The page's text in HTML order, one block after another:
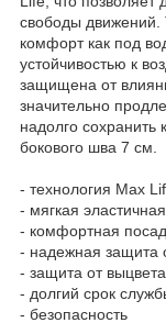
свободы движений.
комфорт как под
устойчивостью к
защищена от
значительно
надолго
бокового шва 7 см.
- технология Max
- мягкая
- комфортная
- надежная защита
- защита от
- долгий срок
- безопасность